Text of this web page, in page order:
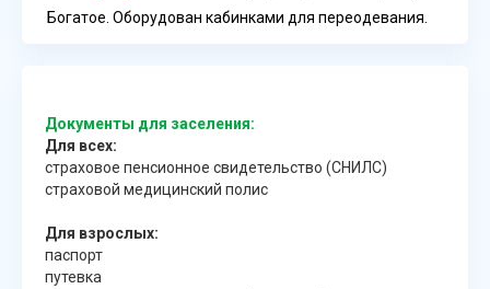
Богатое. Оборудован кабинками для переодевания.
Документы для заселения:
Для всех:
страховое пенсионное свидетельство (СНИЛС)
страховой медицинский полис
Для взрослых:
паспорт
путевка